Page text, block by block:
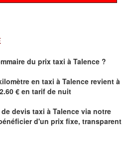
du prix taxi à Talence ?
en taxi à Talence revient à
€ en tarif de nuit
devis taxi à Talence via notre
d'un prix fixe, transparent